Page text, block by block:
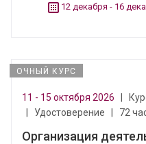
12 декабря - 16
ОЧНЫЙ КУРС
11 - 15 октября 2026
Удостоверение 72
Организация